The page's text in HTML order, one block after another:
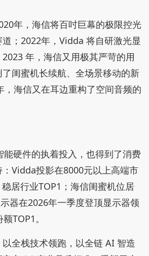
代替传统试错，把研发等待期缩短
天，再配合提速32%的智慧物
者早点拿到“出厂即成熟”的完美
到的任何痛点都会通过7×24小时
周期闭环，背后是海信与全球
伴共建的创新生态，为的就是让
点，保证用户的设备“常用常
道；2022年，Vidda 将自研激光显